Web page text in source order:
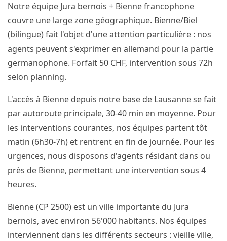
Notre équipe Jura bernois + Bienne francophone
couvre une large zone géographique. Bienne/Biel
(bilingue) fait l'objet d'une attention particulière : nos
agents peuvent s'exprimer en allemand pour la partie
germanophone. Forfait 50 CHF, intervention sous 72h
selon planning.
L'accès à Bienne depuis notre base de Lausanne se fait
par autoroute principale, 30-40 min en moyenne. Pour
les interventions courantes, nos équipes partent tôt
matin (6h30-7h) et rentrent en fin de journée. Pour les
urgences, nous disposons d'agents résidant dans ou
près de Bienne, permettant une intervention sous 4
heures.
Bienne (CP 2500) est un ville importante du Jura
bernois, avec environ 56'000 habitants. Nos équipes
interviennent dans les différents secteurs : vieille ville,